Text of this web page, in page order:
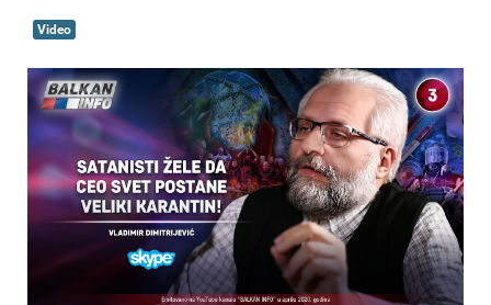
Video